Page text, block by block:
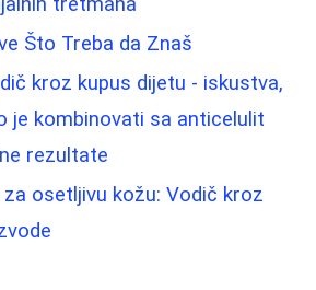
Što Treba da Znaš
kroz kupus dijetu - iskustva,
je kombinovati sa anticelulit
rezultate
osetljivu kožu: Vodič kroz